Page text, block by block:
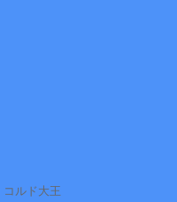
コルド大王